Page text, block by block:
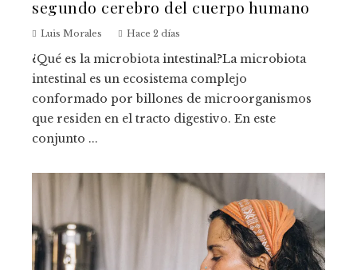
segundo cerebro del cuerpo humano
Luis Morales Hace 2 días
¿Qué es la microbiota intestinal?La microbiota
intestinal es un ecosistema complejo
conformado por billones de microorganismos
que residen en el tracto digestivo. En este
conjunto ...